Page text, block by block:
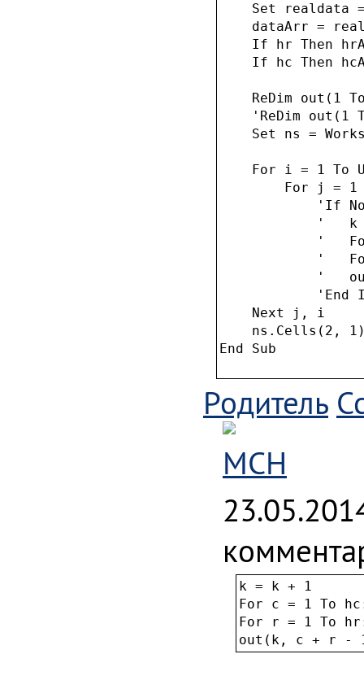
Set realdata =
dataArr =
If hr Then hrArr
If hc Then
ReDim out(1
'ReDim out(1
Set ns =
For i = 1 To
For j = 1 To
'If Not
'   k =
'   For c =
'   For r =
'   out(k,
'End
Next j, i
ns.Cells(2,
End Sub
Родитель
MCH
k = k + 1
For c = 1 To
For r = 1 To
out(k, c + r -